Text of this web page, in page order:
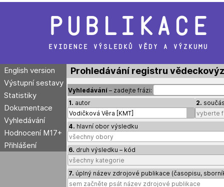
Publikace
evidence výsledků vědy a výzkumu
English version
Výstupní sestavy
Statistiky
Dokumentace
Vyhledávání
Hodnocení M17+
Přihlášení
Prohledávání registru
Vyhledávání– zadejte frázi:
1. autor 2.
4. hlavní obor výsledku
6. druh výsledku – kód
7. úplný název zdrojové publikace (časopisu,